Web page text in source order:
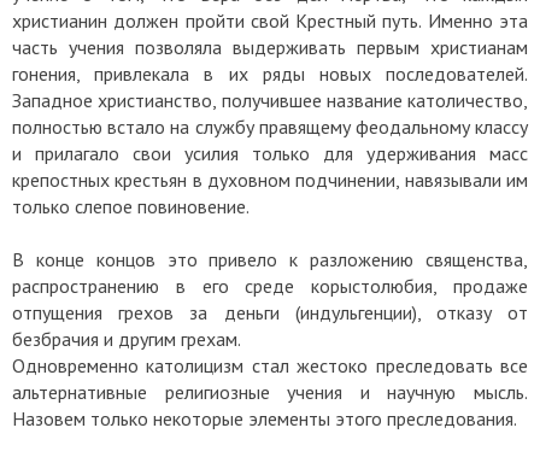
христианин должен пройти свой Крестный путь. Именно эта
часть учения позволяла выдерживать первым христианам
гонения, привлекала в их ряды новых последователей.
Западное христианство, получившее название католичество,
полностью встало на службу правящему феодальному классу
и прилагало свои усилия только для удерживания масс
крепостных крестьян в духовном подчинении, навязывали им
только слепое повиновение.
В конце концов это привело к разложению священства,
распространению в его среде корыстолюбия, продаже
отпущения грехов за деньги (индульгенции), отказу от
безбрачия и другим грехам.
Одновременно католицизм стал жестоко преследовать все
альтернативные религиозные учения и научную мысль.
Назовем только некоторые элементы этого преследования.